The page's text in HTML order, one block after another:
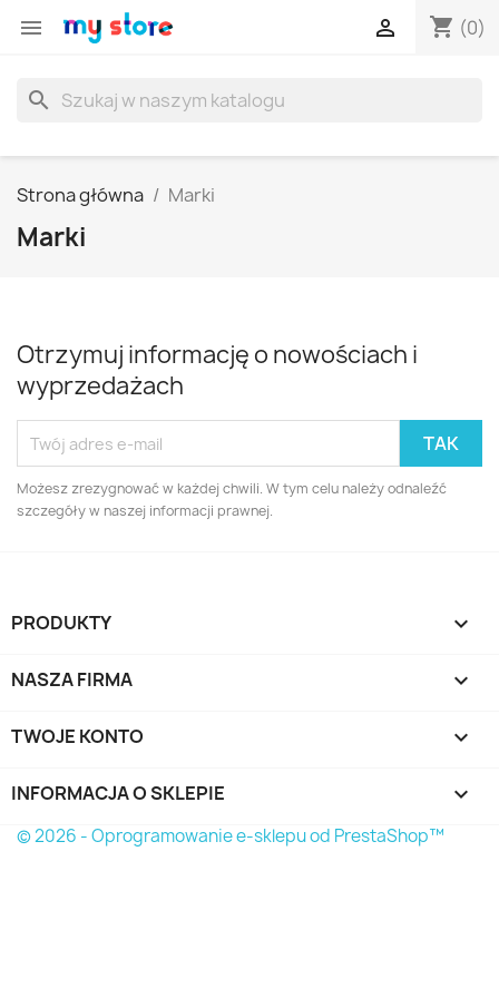
 shopping_cart (0)

search
Strona główna Marki
Marki
Otrzymuj informację o nowościach i
wyprzedażach
Możesz zrezygnować w każdej chwili. W tym celu należy odnaleźć
szczegóły w naszej informacji prawnej.
PRODUKTY 
NASZA FIRMA 
TWOJE KONTO 
INFORMACJA O SKLEPIE keyboard_arrow_down
© 2026 - Oprogramowanie e-sklepu od PrestaShop™